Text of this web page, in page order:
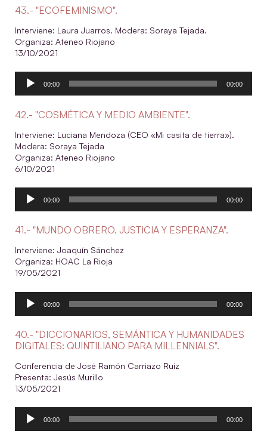
43.- "ECOFEMINISMO".
Interviene: Laura Juarros. Modera: Soraya Tejada.
Organiza: Ateneo Riojano
13/10/2021
Reproductor
00:00 00:00
42.- "COSMÉTICA Y MEDIO AMBIENTE".
Interviene: Luciana Mendoza (CEO «Mi casita de tierra»).
Modera: Soraya Tejada
Organiza: Ateneo Riojano
6/10/2021
Reproductor
00:00 00:00
41.- "MUNDO OBRERO. JUSTICIA Y ESPERANZA".
Interviene: Joaquín Sánchez
Organiza: HOAC La Rioja
19/05/2021
Reproductor
00:00 00:00
40.- "DICCIONARIOS, SEMÁNTICA Y HUMANIDADES
DIGITALES: QUINTILIANO PARA MILLENNIALS".
Conferencia de José Ramón Carriazo Ruiz
Presenta: Jesús Murillo
13/05/2021
Reproductor
00:00 00:00